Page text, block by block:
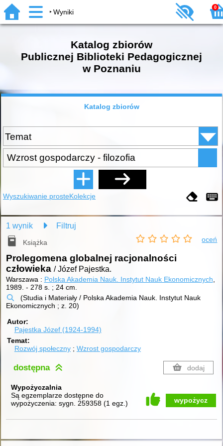
Wyniki
0
Katalog zbiorów
Publicznej Biblioteki Pedagogicznej
w Poznaniu
Katalog zbiorów
Wyszukiwanie prosteKolekcje
1 wynik Filtruj
Książka oceń
Prolegomena globalnej racjonalności
człowieka / Józef Pajestka.
Warszawa : Polska Akademia Nauk. Instytut Nauk Ekonomicznych
1989. - 278 s. ; 24 cm.
(Studia i Materiały / Polska Akademia Nauk. Instytut Nauk
Ekonomicznych ; z. 20)
Autor
Pajestka Józef (1924-1994)
Temat
Rozwój społeczny
Wzrost gospodarczy
dostępna dodaj
Wypożyczalnia
Są egzemplarze dostępne do
wypożyczenia: sygn. 259358 (1 egz. ) wypożycz